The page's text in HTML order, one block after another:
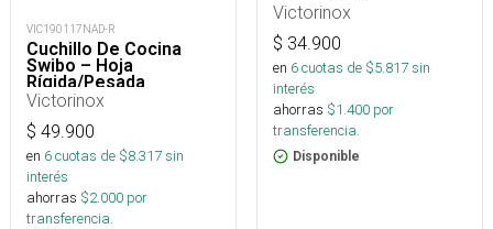
VIC190117NAD-R
Cuchillo De Cocina
Swibo – Hoja
Rígida/Pesada
Victorinox
$ 49.900
en 6cuotas de $8.317sin
interés
ahorras $2.000 por
transferencia.
Victorinox
$ 34.900
en 6cuotas de $5.817sin
interés
ahorras $1.400 por
transferencia.
Disponible